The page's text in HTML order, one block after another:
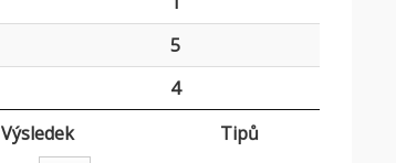
5
4
Výsledek Tipů